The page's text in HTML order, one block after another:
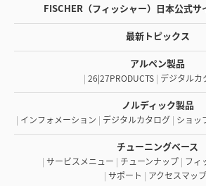
FISCHER（フィッシャー）日本公式サ
最新トピックス
アルペン製品
| 26|27PRODUCTS| デジタルカ
ノルディック製品
| インフォメーション | デジタルカタログ | ショッ
チューニングベース
| サービスメニュー | チューンナップ| フィ
| サポート | アクセスマップ